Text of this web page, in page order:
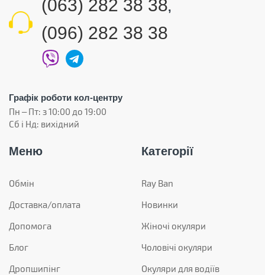
(063) 282 38 38,
(096) 282 38 38
Графік роботи кол-центру
Пн – Пт: з 10:00 до 19:00
Сб і Нд: вихідний
Меню
Обмін
Доставка/оплата
Допомога
Блог
Дропшипінг
Категорії
Ray Ban
Новинки
Жіночі окуляри
Чоловічі окуляри
Окуляри для водіїв